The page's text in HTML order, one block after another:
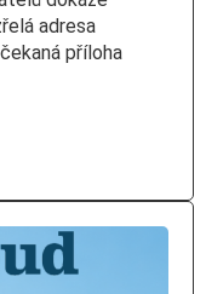
adresa
příloha